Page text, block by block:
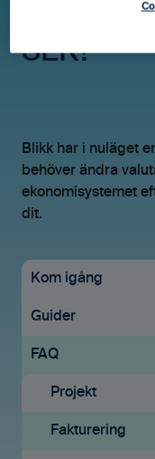
kund i
SEK?
Blikk har i nuläget
behöver ändra
ekonomisystemet
dit.
Kom igång
Uppstartsguide
Ekonomisystem
Tid & Kvitton
Guider
För
Konto &
Licenser
FAQ
Projekt
Fakturering